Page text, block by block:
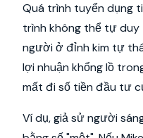
Quá trình tuyển dụng
trình không thể tự
người ở đỉnh kim tự
lợi nhuận khổng lồ
mất đi số tiền đầu tư
Ví dụ, giả sử người